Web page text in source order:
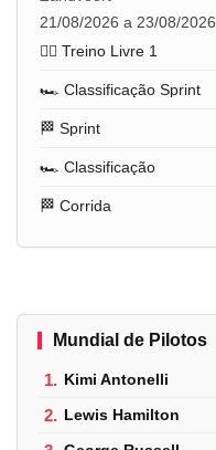
21/08/2026 a 23/08/2026
🏋️‍♂️ Treino Livre 1
🏎️ Classificação Sprint
🏁 Sprint
🏎️ Classificação
🏁 Corrida
Mundial de Pilotos
1. Kimi Antonelli
2. Lewis Hamilton